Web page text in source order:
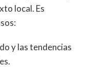
local. Es
y las tendencias